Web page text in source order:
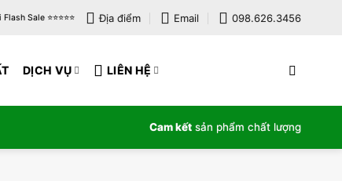
Sale ⭐️⭐️⭐️⭐️⭐️ Địa điểm Email 098.626.3456
DỊCH VỤ LIÊN HỆ
Cam kết sản phẩm chất lượng